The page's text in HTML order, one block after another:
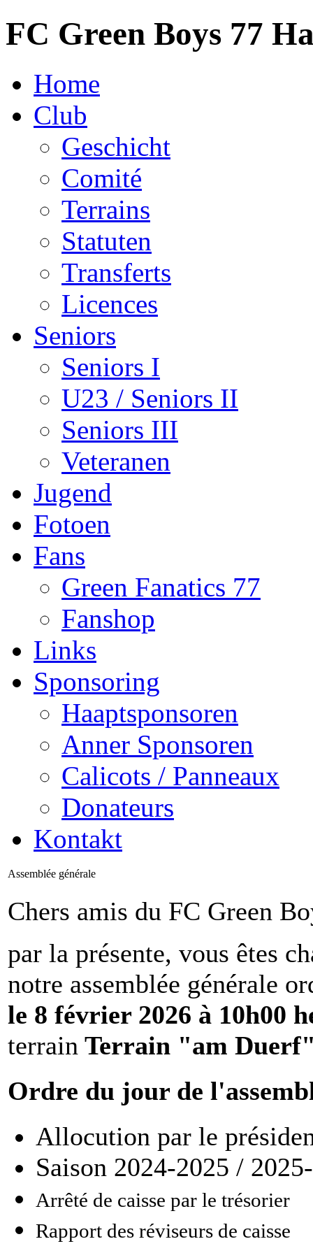
FC Green Boys 77
Home
Club
Geschicht
Comité
Terrains
Statuten
Transferts
Licences
Seniors
Seniors I
U23 / Seniors II
Seniors III
Veteranen
Jugend
Fotoen
Fans
Green Fanatics 77
Fanshop
Links
Sponsoring
Haaptsponsoren
Anner Sponsoren
Calicots / Panneaux
Donateurs
Kontakt
Assemblée générale
Chers amis du FC Green
par la présente, vous êtes
notre assemblée générale
le 8 février 2026 à 10h00
terrain Terrain "am
Ordre du jour de
Allocution par le
Saison 2024-2025 /
Arrêté de caisse par le trésorier
Rapport des réviseurs de caisse